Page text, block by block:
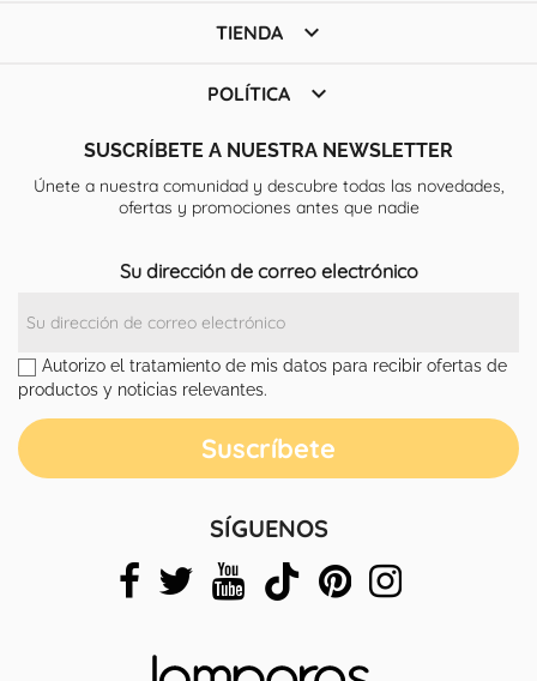
TIENDA 
POLÍTICA 
SUSCRÍBETE A NUESTRA NEWSLETTER
Únete a nuestra comunidad y descubre todas las novedades,
ofertas y promociones antes que nadie
Su dirección de correo electrónico
Autorizo el tratamiento de mis datos para recibir ofertas de
productos y noticias relevantes.
SÍGUENOS